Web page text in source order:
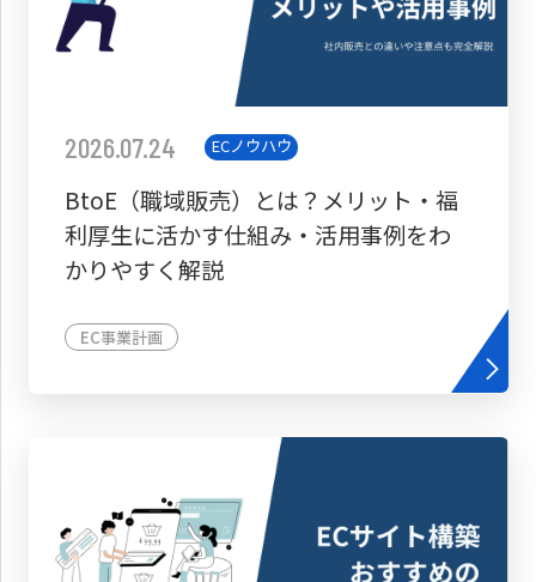
2026.07.24 ECノウハウ
BtoE（職域販売）とは？メリット・福
利厚生に活かす仕組み・活用事例をわ
かりやすく解説
EC事業計画